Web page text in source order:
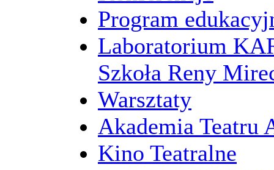
Program
Laboratorium
Szkoła Reny
Warsztaty
Akademia Teatru
Kino Teatralne